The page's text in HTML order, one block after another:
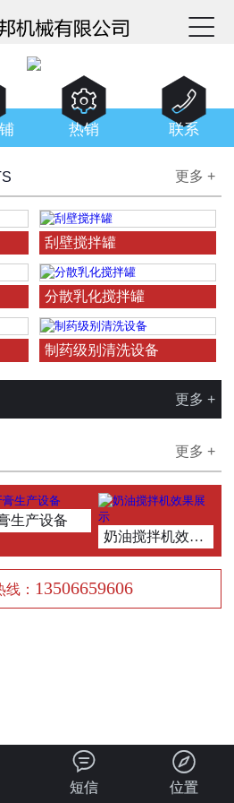


热销 
联系
更多 +
刮壁搅拌罐
分散乳化搅拌罐
制药级别清洗设备
更多 +
更多 +
生产设备
奶油搅拌机效果展示
： 13506659606

短信

位置